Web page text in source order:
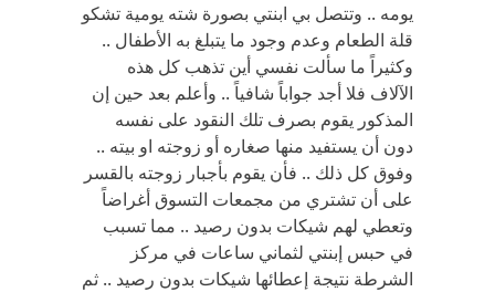
يومه .. وتتصل بي ابنتي بصورة شته يومية تشكو
قلة الطعام وعدم وجود ما يتبلغ به الأطفال ..
وكثيراً ما سألت نفسي أين تذهب كل هذه
الآلاف فلا أجد جواباً شافياً .. وأعلم بعد حين إن
المذكور يقوم بصرف تلك النقود على نفسه
دون أن يستفيد منها صغاره أو زوجته او بيته ..
وفوق كل ذلك .. فأن يقوم بأجبار زوجته بالقسر
على أن تشتري من مجمعات التسوق أغراضاً
وتعطي لهم شيكات بدون رصيد .. مما تسبب
في حبس إبنتي لثماني ساعات في مركز
الشرطة نتيجة إعطائها شيكات بدون رصيد .. ثم